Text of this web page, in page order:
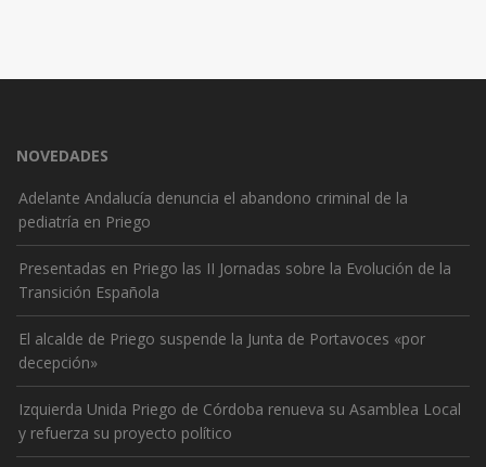
NOVEDADES
Adelante Andalucía denuncia el abandono criminal de la
pediatría en Priego
Presentadas en Priego las II Jornadas sobre la Evolución de la
Transición Española
El alcalde de Priego suspende la Junta de Portavoces «por
decepción»
Izquierda Unida Priego de Córdoba renueva su Asamblea Local
y refuerza su proyecto político